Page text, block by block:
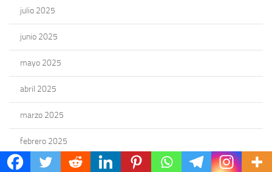
julio 2025
junio 2025
mayo 2025
abril 2025
marzo 2025
febrero 2025
enero 2025